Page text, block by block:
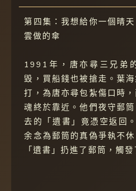
第四集：我想給你一個晴
雲做的傘
1991年，唐亦尋三兄弟
毀，買船錢也被搶走。葉
打，為唐亦尋包紮傷口時
魂終於靠近。他們夜守郵
去的「遺書」竟憑空返回
余念為郵筒的真偽爭執不
「遺書」扔進了郵筒，觸發